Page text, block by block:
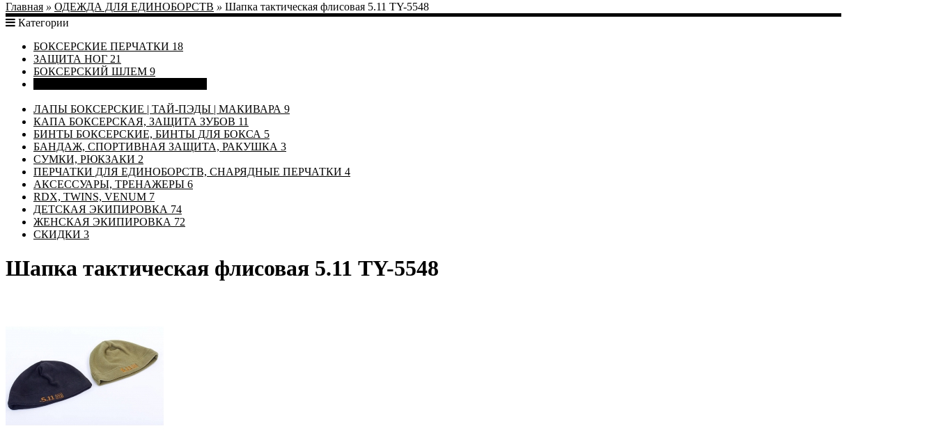
Главная » ОДЕЖДА ДЛЯ ЕДИНОБОРСТВ » Шапка тактическая флисовая 5.11 TY-5548
Категории
БОКСЕРСКИЕ ПЕРЧАТКИ 18
ЗАЩИТА НОГ 21
БОКСЕРСКИЙ ШЛЕМ 9
ЛАПЫ БОКСЕРСКИЕ | ТАЙ-ПЭДЫ | МАКИВАРА 9
КАПА БОКСЕРСКАЯ, ЗАЩИТА ЗУБОВ 11
БИНТЫ БОКСЕРСКИЕ, БИНТЫ ДЛЯ БОКСА 5
БАНДАЖ, СПОРТИВНАЯ ЗАЩИТА, РАКУШКА 3
СУМКИ, РЮКЗАКИ 2
ПЕРЧАТКИ ДЛЯ ЕДИНОБОРСТВ, СНАРЯДНЫЕ ПЕРЧАТКИ 4
АКСЕССУАРЫ, ТРЕНАЖЕРЫ 6
RDX, TWINS, VENUM 7
ДЕТСКАЯ ЭКИПИРОВКА 74
ЖЕНСКАЯ ЭКИПИРОВКА 72
СКИДКИ 3
Шапка тактическая флисовая 5.11 TY-5548